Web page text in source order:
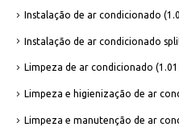
Instalação de ar condicionado
Instalação de ar condicionado
Limpeza de ar condicionado
Limpeza e higienização de ar
Limpeza e manutenção de ar